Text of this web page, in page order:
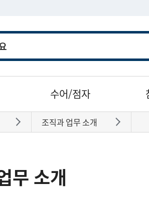
수어/점자
바로가기조직과 업무 소개
무 소개